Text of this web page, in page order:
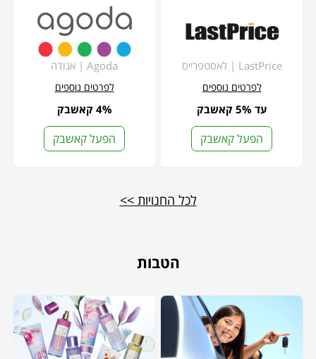
LastPrice | לאסטפרייס
לפרטים נוספים
עד 5% קאשבק
הפעל קאשבק
Agoda | אגודה
לפרטים נוספים
4% קאשבק
הפעל קאשבק
לכל החנויות >>
הטבות